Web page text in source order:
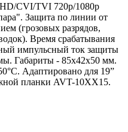
CVI/TVI 720p/1080p
Защита по линии от
(грозовых разрядов,
Время срабатывания
импульсный ток защиты
Габариты - 85х42х50 мм.
Адаптировано для 19”
планки AVT-10XX15.